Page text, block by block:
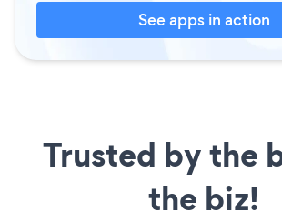
See apps in action
Trusted by the
the biz!